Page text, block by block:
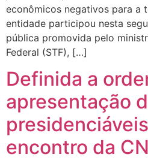
econômicos negativos para a
entidade participou nesta
pública promovida pelo
Federal (STF), […]
Definida a
apresentação
encontro da